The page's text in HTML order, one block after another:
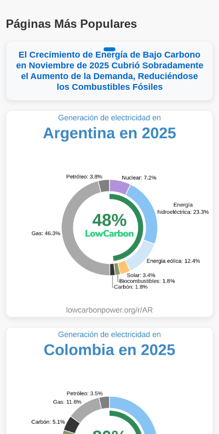
Páginas Más Populares
El Crecimiento de Energía de Bajo Carbono
en Noviembre de 2025 Cubrió Sobradamente
el Aumento de la Demanda, Reduciéndose
los Combustibles Fósiles